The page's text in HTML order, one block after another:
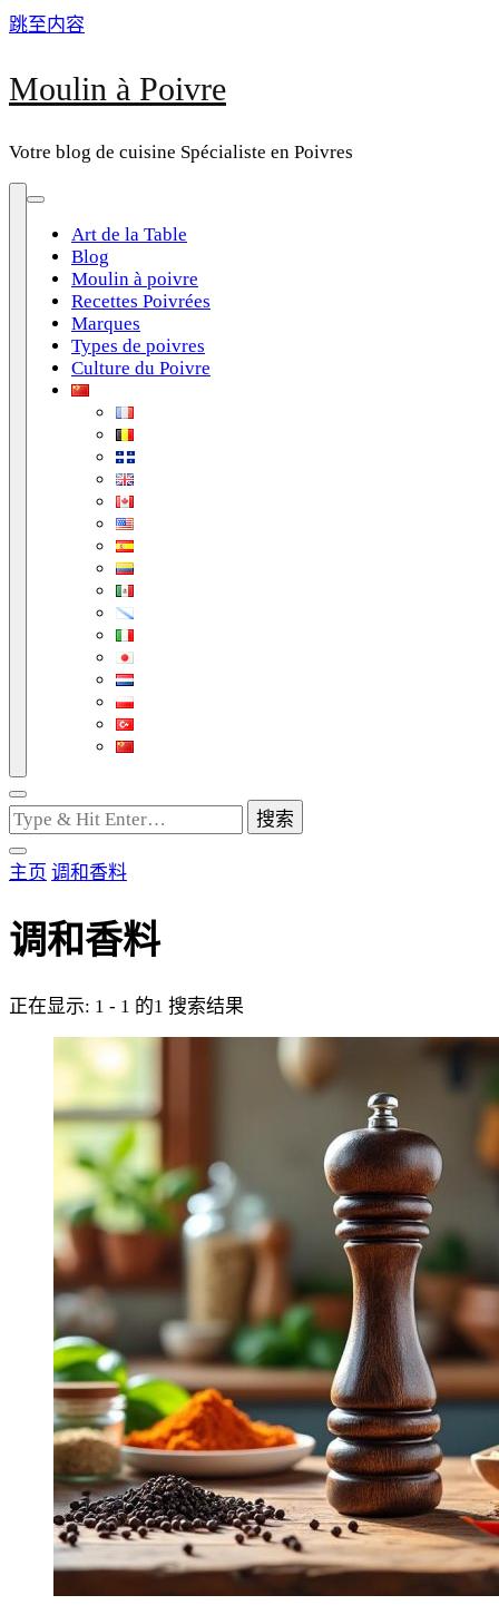
跳至内容
Moulin à Poivre
Votre blog de cuisine Spécialiste en Poivres
Art de la Table
Blog
Moulin à poivre
Recettes Poivrées
Marques
Types de poivres
Culture du Poivre
找
什
么
西
吗?
主页 调和香料
调和香料
正在显示: 1 - 1 的1 搜索结果